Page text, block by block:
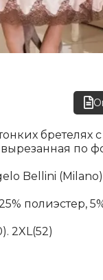
по
Bellini
полиэстер,
2XL(52)